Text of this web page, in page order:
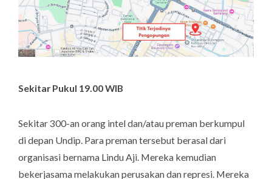
Sekitar Pukul 19.00 WIB
Sekitar 300-an orang intel dan/atau preman berkumpul
di depan Undip. Para preman tersebut berasal dari
organisasi bernama Lindu Aji. Mereka kemudian
bekerjasama melakukan perusakan dan represi. Mereka